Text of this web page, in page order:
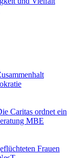
Caritas ordnet ein
MBE
Frauen